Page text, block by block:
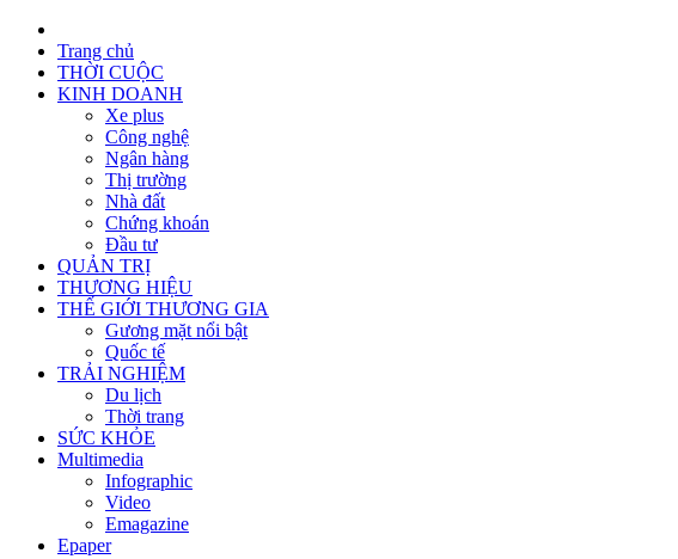
Trang chủ
THỜI CUỘC
KINH DOANH
Xe plus
Công nghệ
Ngân hàng
Thị trường
Nhà đất
Chứng khoán
Đầu tư
QUẢN TRỊ
THƯƠNG HIỆU
THẾ GIỚI THƯƠNG GIA
Gương mặt nổi bật
Quốc tế
TRẢI NGHIỆM
Du lịch
Thời trang
SỨC KHỎE
Multimedia
Infographic
Video
Emagazine
Epaper